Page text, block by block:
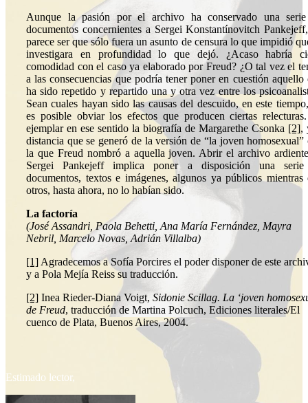
Aunque la pasión por el archivo ha conservado una
documentos concernientes a Sergei Konstantínovitch
parece ser que sólo fuera un asunto de censura lo que impidió
investigara en profundidad lo que dejó. ¿Acaso habría
comodidad con el caso ya elaborado por Freud? ¿O tal vez el
a las consecuencias que podría tener poner en cuestión aquello
ha sido repetido y repartido una y otra vez entre los
Sean cuales hayan sido las causas del descuido, en este
es posible obviar los efectos que producen ciertas
ejemplar en ese sentido la biografía de Margarethe Csonka [2],
distancia que se generó de la versión de “la joven homosexual”
la que Freud nombró a aquella joven. Abrir el archivo
Sergei Pankejeff implica poner a disposición una
documentos, textos e imágenes, algunos ya públicos mientras
otros, hasta ahora, no lo habían sido.
La factoría
(José Assandri, Paola Behetti, Ana María Fernández, Mayra
Nebril, Marcelo Novas, Adrián Villalba)
[1] Agradecemos a Sofía Porcires el poder disponer de este
y a Pola Mejía Reiss su traducción.
[2] Inea Rieder-Diana Voigt, Sidonie Scillag. La ‘joven
de Freud, traducción de Martina Polcuch, Ediciones literales/El
cuenco de Plata, Buenos Aires, 2004.
Estimado lector,